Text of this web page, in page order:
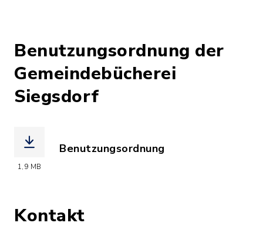
Benutzungsordnung der
Gemeindebücherei
Siegsdorf
1,9 MB
Benutzungsordnung
Kontakt